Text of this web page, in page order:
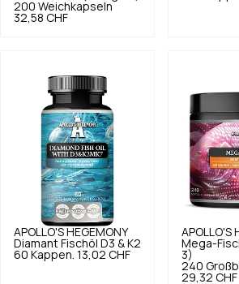
200 Weichkapseln
32,58 CHF
APOLLO'S HEGEMONY
Diamant Fischöl D3 & K2
60 Kappen. 13,02 CHF
APOLLO'S
Mega-
3)
240
29,32 CHF